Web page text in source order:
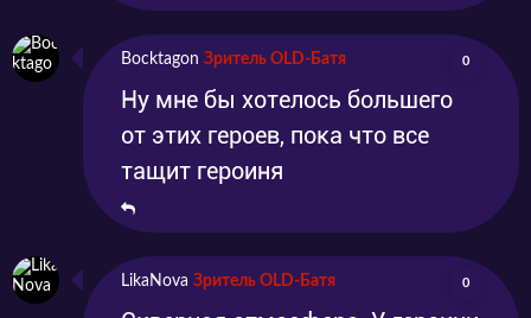
Bocktagon Зритель OLD-Батя 0
Ну мне бы хотелось большего
от этих героев, пока что все
тащит героиня
LikaNova Зритель OLD-Батя 0